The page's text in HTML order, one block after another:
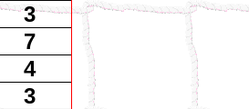
3
7
4
3